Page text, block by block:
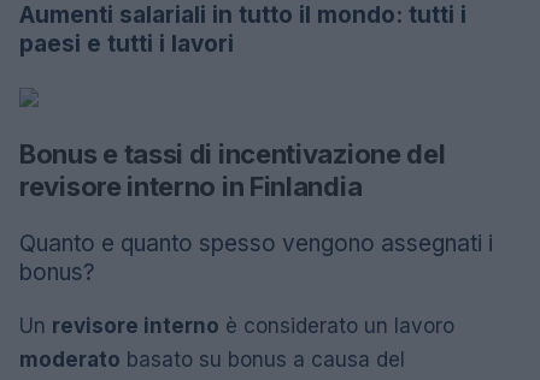
Aumenti salariali in tutto il mondo: tutti i
paesi e tutti i lavori
Bonus e tassi di incentivazione del
revisore interno in Finlandia
Quanto e quanto spesso vengono assegnati i
bonus?
Un revisore interno è considerato un lavoro
moderato basato su bonus a causa del